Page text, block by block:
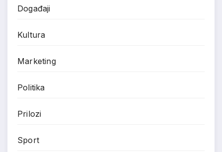
Događaji
Kultura
Marketing
Politika
Prilozi
Sport